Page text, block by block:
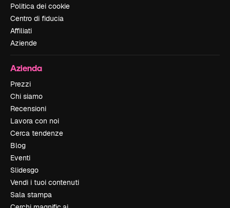
Politica dei cookie
Centro di fiducia
Affiliati
Aziende
Azienda
Prezzi
Chi siamo
Recensioni
Lavora con noi
Cerca tendenze
Blog
Eventi
Slidesgo
Vendi i tuoi contenuti
Sala stampa